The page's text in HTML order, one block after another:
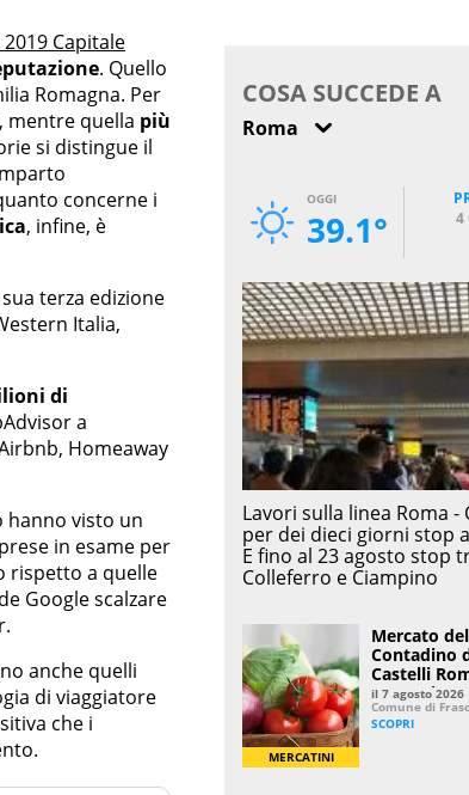
Capitale
. Quello
Romagna. Per
mentre quella più
si distingue il
concerne i
, infine, è
terza edizione
Italia,
di
a
Homeaway
hanno visto un
in esame per
rispetto a quelle
Google scalzare
anche quelli
di viaggiatore
che i